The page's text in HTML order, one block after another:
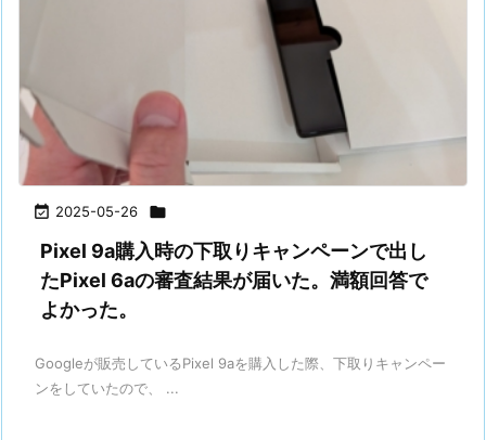
 2025-05-26 
Pixel 9a購入時の下取りキャンペーンで出し
たPixel 6aの審査結果が届いた。満額回答で
よかった。
Googleが販売しているPixel 9aを購入した際、下取りキャンペー
ンをしていたので、 ...